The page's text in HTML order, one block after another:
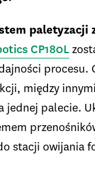
CP180L
procesu.
między
palecie.
stacji owijania